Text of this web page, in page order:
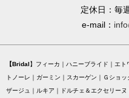
定休日：毎
e-mail：
Bridal フィーカ ハニーブライド エト
トノーレ
ガーミン スカーゲン Ｇショッ
ザージュ
ルキア ドルチェ＆エクセリーヌ